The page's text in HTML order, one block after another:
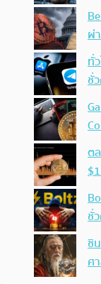
ผ่
ทั่
ชั่
ต
ชั่
ซิ
ศ